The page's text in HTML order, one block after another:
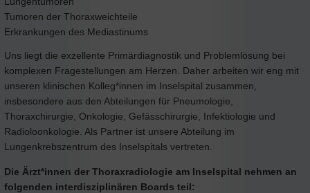
Tumoren der Thoraxweichteile
Erkrankungen des Mediastinums
Uns liegt die exzellente Primärdiagnostik und Problemlösung bei
komplexen Fragestellungen am Herzen. Daher arbeiten wir eng mit
unseren klinischen Kolleg*innen im Inselspital zusammen,
insbesondere aus den Abteilungen für Pneumologie,
Thoraxchirurgie, Onkologie, Gefässchirurgie, Infektiologie und
Radioloonkologie. Als Partner ist unsere Abteilung im
Lungenkrebszentrum des Inselspitals vertreten.
Die Ärzt*innen der Thoraxradiologie am Inselspital nehmen an
folgenden interdisziplinären Boards teil: